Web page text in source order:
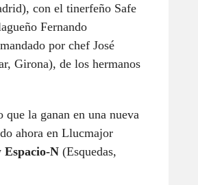
con el tinerfeño Safe
Fernando
por chef José
Girona), de los hermanos
la ganan en una nueva
ahora en Llucmajor
Espacio-N (Esquedas,